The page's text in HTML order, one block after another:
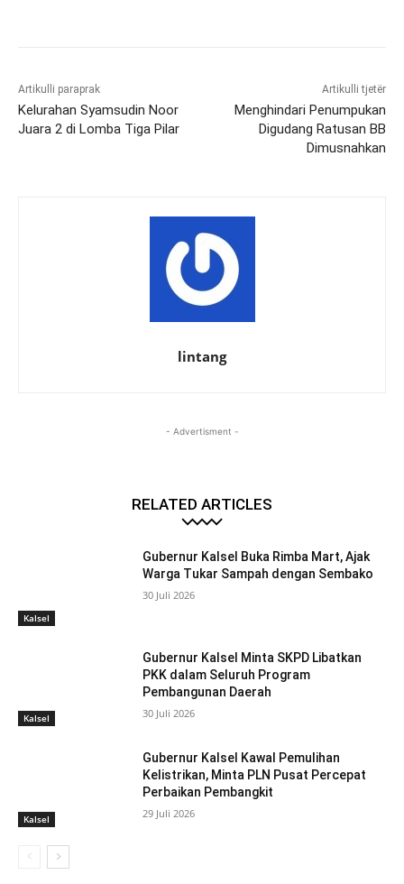
Artikulli paraprak
Kelurahan Syamsudin Noor
Juara 2 di Lomba Tiga Pilar
Artikulli tjetër
Menghindari Penumpukan
Digudang Ratusan BB
Dimusnahkan
lintang
- Advertisment -
RELATED ARTICLES
Kalsel
Gubernur Kalsel Buka Rimba Mart, Ajak
Warga Tukar Sampah dengan Sembako
30 Juli 2026
Kalsel
Gubernur Kalsel Minta SKPD Libatkan
PKK dalam Seluruh Program
Pembangunan Daerah
30 Juli 2026
Kalsel
Gubernur Kalsel Kawal Pemulihan
Kelistrikan, Minta PLN Pusat Percepat
Perbaikan Pembangkit
29 Juli 2026